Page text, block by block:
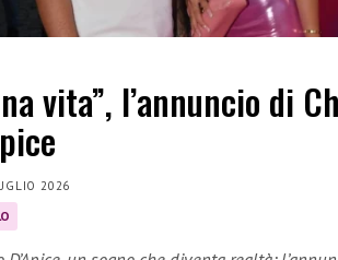
vita”, l’annuncio di
2026